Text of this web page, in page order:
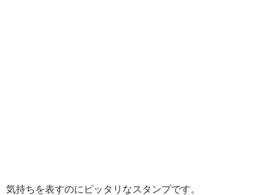
気持ちを表すのにピッタリなスタンプです。